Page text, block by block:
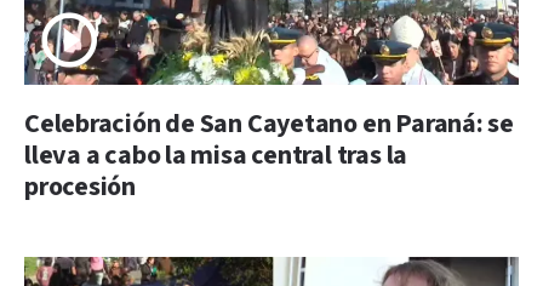
Celebración de San Cayetano en Paraná: se
lleva a cabo la misa central tras la
procesión